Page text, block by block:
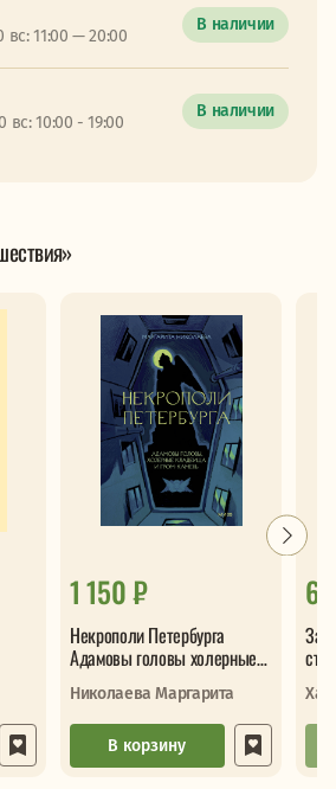
вс: 11:00 — 20:00
В наличии
вс: 10:00 - 19:00
В наличии
1 150 ₽
Некрополи Петербурга
Адамовы головы холерные
кладбища и Гром-камень
Николаева Маргарита
В корзину